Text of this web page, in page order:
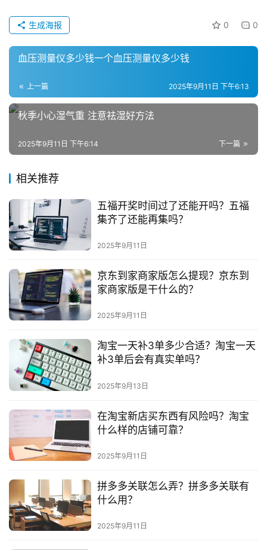
社
区
0 0
生成海报
血压测量仪多少钱一个血压测量仪多少钱
上一篇 2025年9月11日 下午6:13
秋季小心湿气重 注意祛湿好方法
下一篇
2025年9月11日 下午6:14
相关推荐
五福开奖时间过了还能开吗？五福
集齐了还能再集吗？
2025年9月11日
京东到家商家版怎么提现？京东到
家商家版是干什么的？
2025年9月11日
淘宝一天补3单多少合适？淘宝一天
补3单后会有真实单吗？
2025年9月13日
在淘宝新店买东西有风险吗？淘宝
什么样的店铺可靠？
2025年9月11日
拼多多关联怎么弄？拼多多关联有
什么用？
2025年9月11日